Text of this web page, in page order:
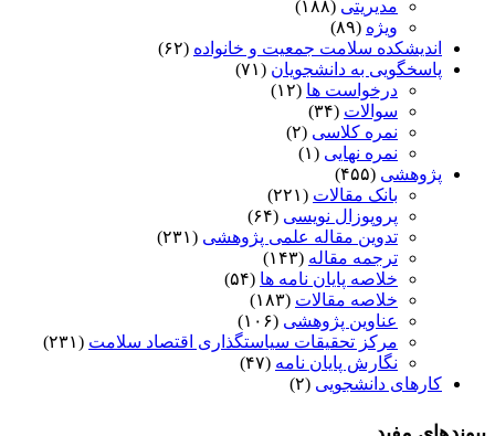
مدیریتی (۱۸۸)
ویژه (۸۹)
اندیشکده سلامت جمعیت و خانواده (۶۲)
پاسخگویی به دانشجویان (۷۱)
درخواست ها (۱۲)
سوالات (۳۴)
نمره کلاسی (۲)
نمره نهایی (۱)
پژوهشی (۴۵۵)
بانک مقالات (۲۲۱)
پروپوزال نویسی (۶۴)
تدوین مقاله علمی پژوهشی (۲۳۱)
ترجمه مقاله (۱۴۳)
خلاصه پایان نامه ها (۵۴)
خلاصه مقالات (۱۸۳)
عناوین پژوهشی (۱۰۶)
مرکز تحقیقات سیاستگذاری اقتصاد سلامت (۲۳۱)
نگارش پایان نامه (۴۷)
کارهای دانشجویی (۲)